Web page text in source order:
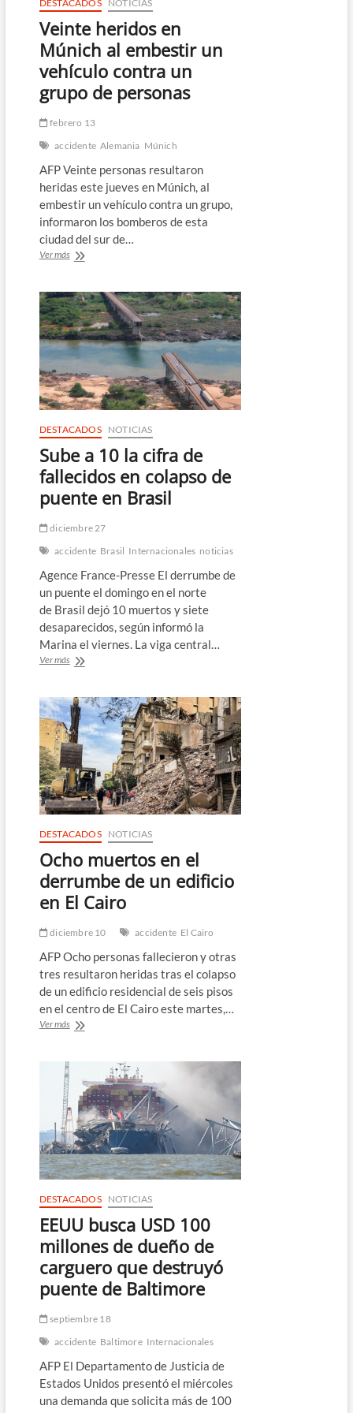
DESTACADOS NOTICIAS
Veinte heridos en
Múnich al embestir un
vehículo contra un
grupo de personas
febrero 13
accidente Alemania Múnich
AFP Veinte personas resultaron
heridas este jueves en Múnich, al
embestir un vehículo contra un grupo,
informaron los bomberos de esta
ciudad del sur de…
Ver másVeinte
Múnich
al
embestir
un
un
grupo
de
DESTACADOS NOTICIAS
Sube a 10 la cifra de
fallecidos en colapso de
puente en Brasil
diciembre 27
accidente Brasil Internacionales noticias
Agence France-Presse El derrumbe de
un puente el domingo en el norte
de Brasil dejó 10 muertos y siete
desaparecidos, según informó la
Marina el viernes. La viga central…
Ver másSube
la
cifra
de
fallecidos
en
colapso
de
puente
en
Brasil
DESTACADOS NOTICIAS
Ocho muertos en el
derrumbe de un edificio
en El Cairo
diciembre 10 accidente El Cairo
AFP Ocho personas fallecieron y otras
tres resultaron heridas tras el colapso
de un edificio residencial de seis pisos
en el centro de El Cairo este martes,…
Ver másOcho
derrumbe
un
edificio
en
El
Cairo
DESTACADOS NOTICIAS
EEUU busca USD 100
millones de dueño de
carguero que destruyó
puente de Baltimore
septiembre 18
accidente Baltimore Internacionales
AFP El Departamento de Justicia de
Estados Unidos presentó el miércoles
una demanda que solicita más de 100